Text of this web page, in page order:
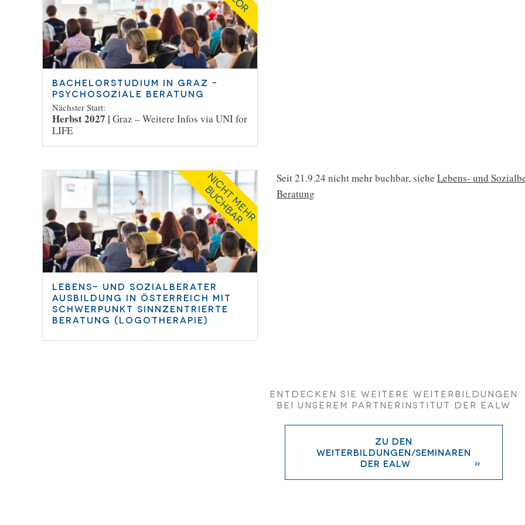
Bachelorstudium in Graz –
Psychosoziale Beratung
Nächster Start:
Herbst 2027 | Graz –Weitere Infos via UNI for
LIFE
N
I
C
H
T
M
E
H
R
B
U
C
H
B
A
R
Lebens- und Sozialberater
Ausbildung in Österreich mit
Schwerpunkt sinnzentrierte
Beratung (Logotherapie)
Seit 21.9.24 nicht mehr buchbar, siehe Lebens- und
Beratung
Entdecken Sie weitere Weiterbildungen
bei unserem Partnerinstitut der EALW
zu den
Weiterbildungen/Seminaren
der EALW